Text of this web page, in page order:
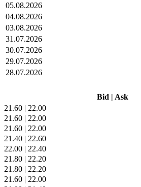
05.08.2026
04.08.2026
03.08.2026
31.07.2026
30.07.2026
29.07.2026
28.07.2026
Bid | Ask
21.60 | 22.00
21.60 | 22.00
21.60 | 22.00
21.40 | 22.60
22.00 | 22.40
21.80 | 22.20
21.80 | 22.20
21.60 | 22.00